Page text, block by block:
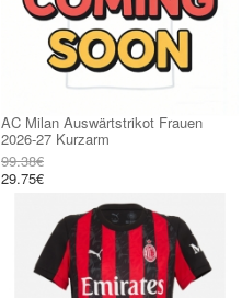
AC Milan Auswärtstrikot Frauen
2026-27 Kurzarm
99.38€
29.75€